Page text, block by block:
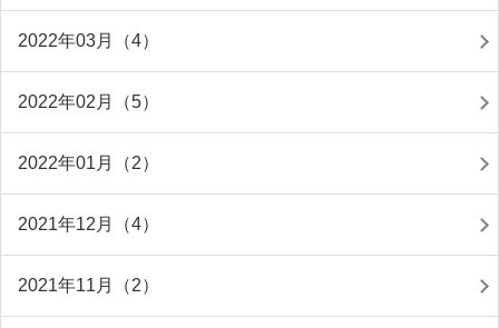
2022年03月（4）
2022年02月（5）
2022年01月（2）
2021年12月（4）
2021年11月（2）